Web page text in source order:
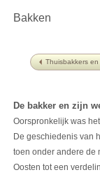
Bakken
Thuisbakkers en
De bakker en zijn
Oorspronkelijk was
De geschiedenis van
toen onder andere de
Oosten tot een